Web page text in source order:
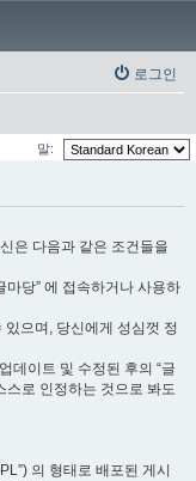
로그인
말:
은 다음과 같은 조건들을
마당” 에 접속하거나 사용하
으며, 당신에게 성심껏 정
데이트 및 수정된 후의 “글
스로 인정하는 것으로 봐도
의 형태로 배포된 게시